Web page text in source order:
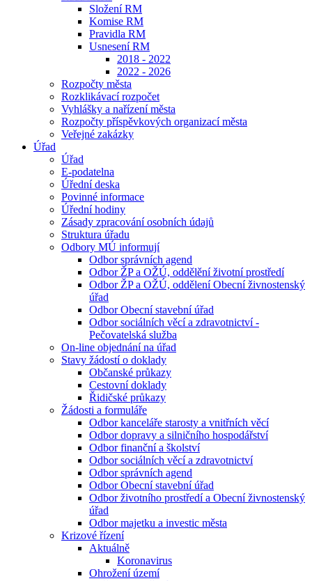
Složení RM
Komise RM
Pravidla RM
Usnesení RM
2018 - 2022
2022 - 2026
Rozpočty města
Rozklikávací rozpočet
Vyhlášky a nařízení města
Rozpočty příspěvkových organizací města
Veřejné zakázky
Úřad
Úřad
E-podatelna
Úřední deska
Povinné informace
Úřední hodiny
Zásady zpracování osobních údajů
Struktura úřadu
Odbory MÚ informují
Odbor správních agend
Odbor ŽP a OŽÚ, oddělění životní prostředí
Odbor ŽP a OŽÚ, oddělení Obecní živnostenský
úřad
Odbor Obecní stavební úřad
Odbor sociálních věcí a zdravotnictví -
Pečovatelská služba
On-line objednání na úřad
Stavy žádostí o doklady
Občanské průkazy
Cestovní doklady
Řidičské průkazy
Žádosti a formuláře
Odbor kanceláře starosty a vnitřních věcí
Odbor dopravy a silničního hospodářství
Odbor finanční a školství
Odbor sociálních věcí a zdravotnictví
Odbor správních agend
Odbor Obecní stavební úřad
Odbor životního prostředí a Obecní živnostenský
úřad
Odbor majetku a investic města
Krizové řízení
Aktuálně
Koronavirus
Ohrožení území